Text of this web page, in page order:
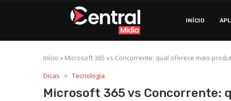
INÍCIO
Início » Microsoft 365 vs Concorrente: qual oferece mais
Dicas
Tecnologia
Microsoft 365 vs Concorrente: